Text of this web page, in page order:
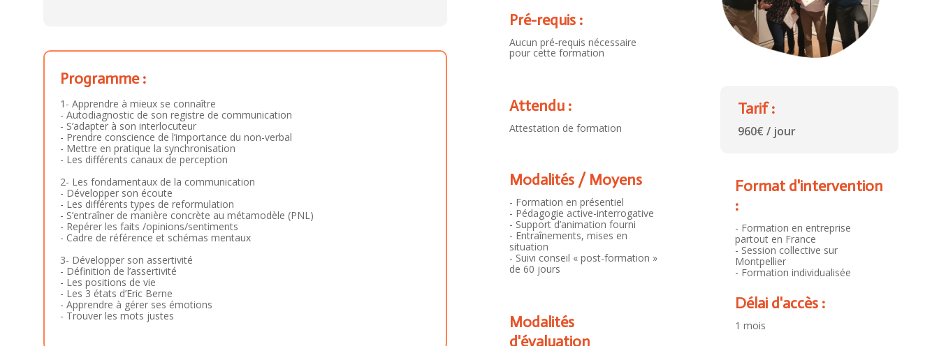
Programme :
1- Apprendre à mieux se connaître
- Autodiagnostic de son registre de communication
- S’adapter à son interlocuteur
- Prendre conscience de l’importance du non-verbal
- Mettre en pratique la synchronisation
- Les différents canaux de perception
2- Les fondamentaux de la communication
- Développer son écoute
- Les différents types de reformulation
- S’entraîner de manière concrète au métamodèle (PNL)
- Repérer les faits /opinions/sentiments
- Cadre de référence et schémas mentaux
3- Développer son assertivité
- Définition de l’assertivité
- Les positions de vie
- Les 3 états d’Eric Berne
- Apprendre à gérer ses émotions
- Trouver les mots justes
Pré-requis :
Aucun pré-requis nécessaire
pour cette formation
Attendu :
Attestation de formation
Modalités / Moyens
- Formation en présentiel
- Pédagogie active-interrogative
- Support d’animation fourni
- Entraînements, mises en
situation
- Suivi conseil « post-formation »
de 60 jours
Modalités
d'évaluation
Tarif :
960€ / jour
Format d'intervention
:
- Formation en entreprise
partout en France
- Session collective sur
Montpellier
- Formation individualisée
Délai d'accès :
1 mois